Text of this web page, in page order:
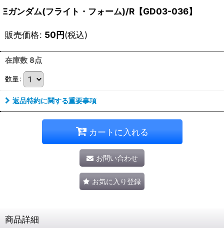
Ξガンダム(フライト・フォーム)/R【GD03-036】
販売価格: 50円(税込)
在庫数 8点
数量:
返品特約に関する重要事項
カートに入れる
お問い合わせ
お気に入り登録
商品詳細